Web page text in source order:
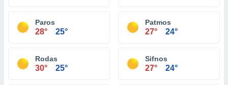
Paros
28° 25°
Patmos
27° 24°
Rodas
30° 25°
Sifnos
27° 24°